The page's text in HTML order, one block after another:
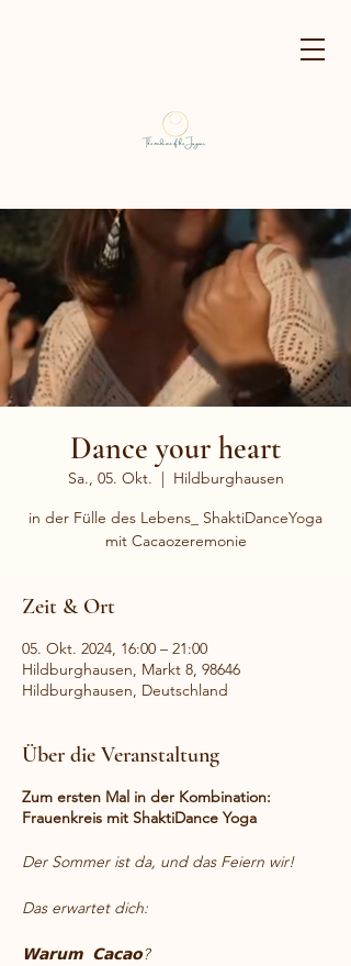
Dance your heart
Sa., 05. Okt.
  |
Hildburghausen
in der Fülle des Lebens_ ShaktiDanceYoga
Zeit & Ort
05. Okt. 2024, 16:00 – 21:00
Hildburghausen, Markt 8, 98646
Hildburghausen, Deutschland
Über die Veranstaltung
Zum ersten Mal in der Kombination:
Frauenkreis mit ShaktiDance Yoga
Der Sommer ist da, und das Feiern wir!
Das erwartet dich:
𝗪𝗮𝗿𝘂𝗺 𝗖𝗮𝗰𝗮𝗼?